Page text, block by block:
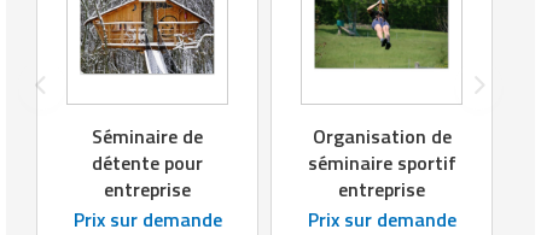
Séminaire de
détente pour
entreprise
Prix sur demande
Organisation de
séminaire sportif
entreprise
Prix sur demande